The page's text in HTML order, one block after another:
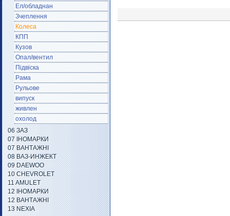
Ел/обладнан
Зчеплення
Колеса
КПП
Кузов
Опал/вентил
Підвіска
Рама
Рульове
випуск
живлен
охолод
06 ЗАЗ
07 ІНОМАРКИ
07 ВАНТАЖНІ
08 ВАЗ-ИНЖЕКТ
09 DAEWOO
10 CHEVROLET
11 AMULET
12 ІНОМАРКИ
12 ВАНТАЖНІ
13 NEXIA